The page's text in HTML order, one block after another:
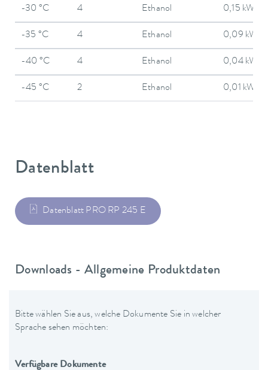
-30 °C 4 Ethanol 0,15 kW
-35 °C 4 Ethanol 0,09 kW
-40 °C 4 Ethanol 0,04 kW
-45 °C 2 Ethanol 0,01 kW
Datenblatt
Datenblatt PRO RP 245 E
Downloads - Allgemeine Produktdaten
Bitte wählen Sie aus, welche Dokumente Sie in welcher
Sprache sehen möchten:
Verfügbare Dokumente